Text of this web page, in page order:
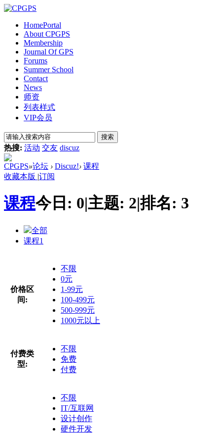
HomePortal
About CPGPS
Membership
Journal Of GPS
Forums
Summer School
Contact
News
师资
列表样式
VIP会员
搜索
热搜: 活动 交友 discuz
CPGPS»论坛 › Discuz!› 课程
收藏本版 |订阅
课程今日: 0|主题: 2|排名: 3
全部
课程1
价格区
间:
不限
0元
1-99元
100-499元
500-999元
1000元以上
付费类
型:
不限
免费
付费
不限
IT/互联网
设计创作
硬件开发